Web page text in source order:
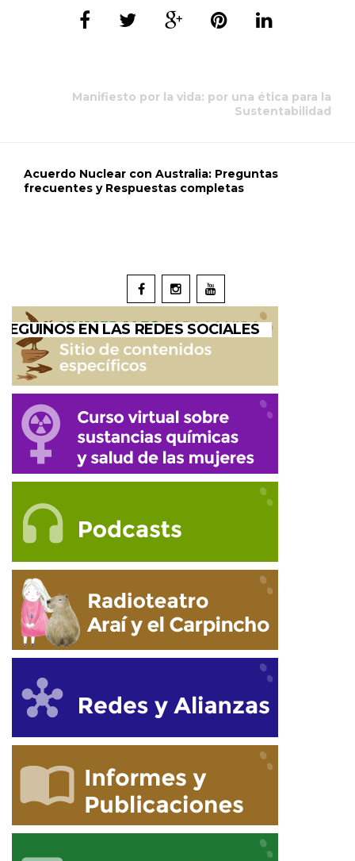
Manifiesto por la vida: por una ética para la
Sustentabilidad
Acuerdo Nuclear con Australia: Preguntas
frecuentes y Respuestas completas
SEGUINOS EN LAS REDES SOCIALES